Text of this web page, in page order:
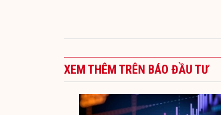
XEM THÊM TRÊN BÁO ĐẦU TƯ